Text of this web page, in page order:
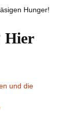
Hunger!
Hier
und die